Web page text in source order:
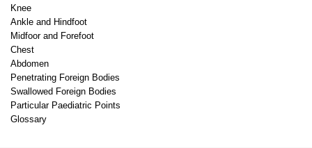
Knee
Ankle and Hindfoot
Midfoor and Forefoot
Chest
Abdomen
Penetrating Foreign Bodies
Swallowed Foreign Bodies
Particular Paediatric Points
Glossary